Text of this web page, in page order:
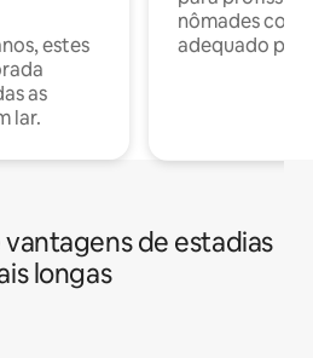
estes
as
lar.
nômades com
adequado
de estadias
longas